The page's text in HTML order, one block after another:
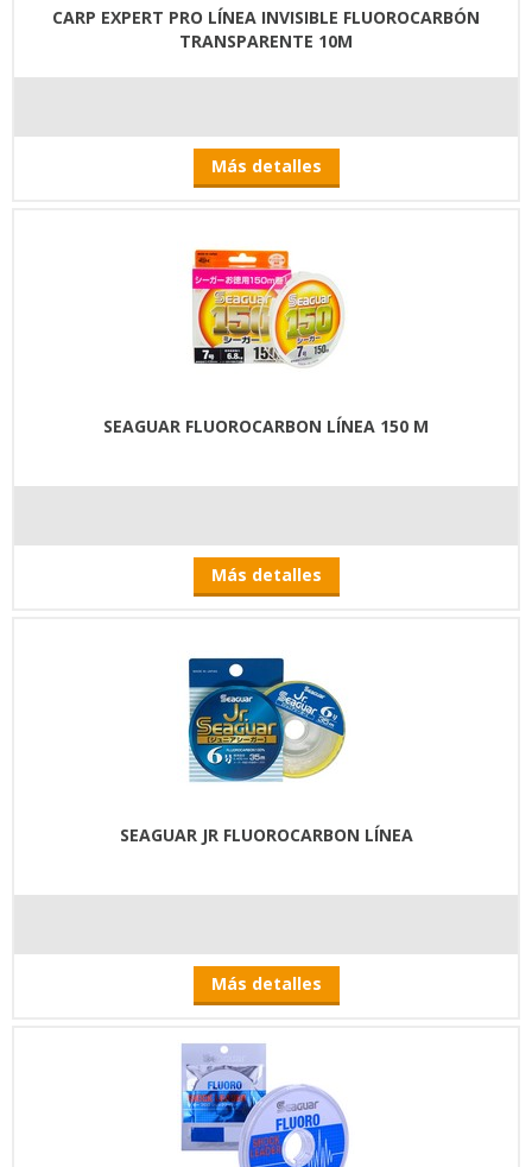
CARP EXPERT PRO LÍNEA INVISIBLE FLUOROCARBÓN
TRANSPARENTE 10M
Más detalles
SEAGUAR FLUOROCARBON LÍNEA 150 M
Más detalles
SEAGUAR JR FLUOROCARBON LÍNEA
Más detalles